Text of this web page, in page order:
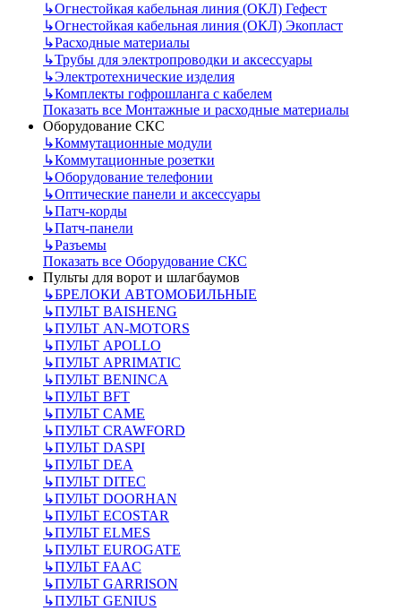
↳Огнестойкая кабельная линия (ОКЛ) Гефест
↳Огнестойкая кабельная линия (ОКЛ) Экопласт
↳Расходные материалы
↳Трубы для электропроводки и аксессуары
↳Электротехнические изделия
↳Комплекты гофрошланга с кабелем
Показать все Монтажные и расходные материалы
Оборудование СКС
↳Коммутационные модули
↳Коммутационные розетки
↳Оборудование телефонии
↳Оптические панели и аксессуары
↳Патч-корды
↳Патч-панели
↳Разъемы
Показать все Оборудование СКС
Пульты для ворот и шлагбаумов
↳БРЕЛОКИ АВТОМОБИЛЬНЫЕ
↳ПУЛЬТ BAISHENG
↳ПУЛЬТ AN-MOTORS
↳ПУЛЬТ APOLLO
↳ПУЛЬТ APRIMATIC
↳ПУЛЬТ BENINCA
↳ПУЛЬТ BFT
↳ПУЛЬТ CAME
↳ПУЛЬТ CRAWFORD
↳ПУЛЬТ DASPI
↳ПУЛЬТ DEA
↳ПУЛЬТ DITEC
↳ПУЛЬТ DOORHAN
↳ПУЛЬТ ECOSTAR
↳ПУЛЬТ ELMES
↳ПУЛЬТ EUROGATE
↳ПУЛЬТ FAAC
↳ПУЛЬТ GARRISON
↳ПУЛЬТ GENIUS